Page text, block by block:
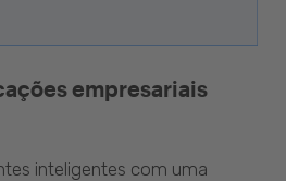
empresariais
inteligentes com uma